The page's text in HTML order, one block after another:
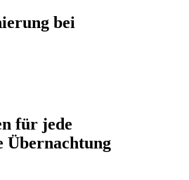
bei
für jede
Übernachtung